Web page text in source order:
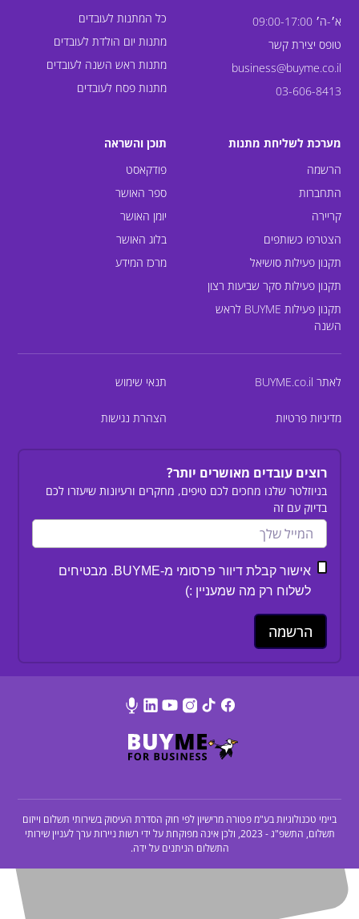
א׳-ה׳ 09:00-17:00
טופס יצירת קשר
business@buyme.co.il
03-606-8413
כל המתנות לעובדים
מתנות יום הולדת לעובדים
מתנות ראש השנה לעובדים
מתנות פסח לעובדים
מערכת לשליחת מתנות
הרשמה
התחברות
קריירה
הצטרפו כשותפים
תקנון פעילות סושיאל
תקנון פעילות סקר שביעות רצון
תקנון פעילות BUYME לראש
השנה
תוכן והשראה
פודקאסט
ספר האושר
יומן האושר
בלוג האושר
מרכז המידע
לאתר BUYME.co.il תנאי שימוש
מדיניות פרטיות הצהרת נגישות
רוצים עובדים מאושרים יותר?
בניוזלטר שלנו מחכים לכם טיפים, מחקרים ורעיונות שיעזרו לכם
בדיוק עם זה
אישור קבלת דיוור פרסומי מ-BUYME. מבטיחים
לשלוח רק מה שמעניין :)
ביימי טכנולוגיות בע"מ פטורה מרישיון לפי חוק הסדרת העיסוק בשירותי תשלום וייזום
תשלום, התשפ"ג - 2023, ולכן אינה מפוקחת על ידי רשות ניירות ערך לעניין שירותי
התשלום הניתנים על ידה.